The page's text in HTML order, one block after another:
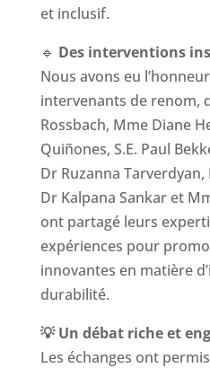
et inclusif.
🔹 Des interventions
Nous avons eu
intervenants de renom,
Rossbach, Mme Diane
Quiñones, S.E. Paul
Dr Ruzanna
Dr Kalpana Sankar et
ont partagé leurs
expériences pour
innovantes en matière
durabilité.
💡 Un débat riche et
Les échanges ont